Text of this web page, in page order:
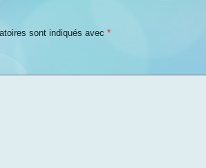
sont indiqués avec *